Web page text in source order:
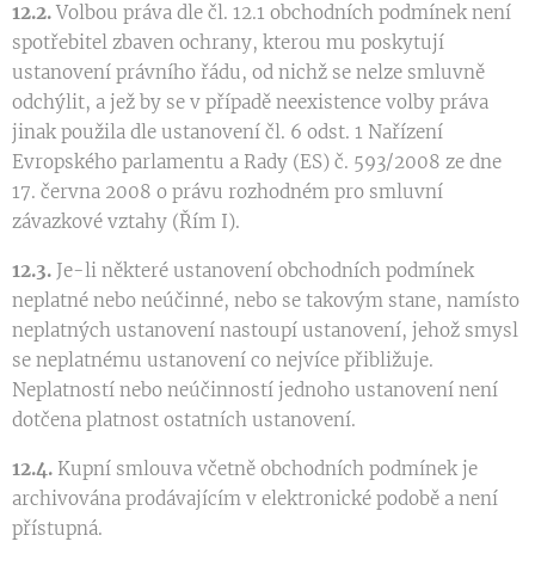
12.2.Volbou práva dle čl. 12.1 obchodních podmínek není
spotřebitel zbaven ochrany, kterou mu poskytují
ustanovení právního řádu, od nichž se nelze smluvně
odchýlit, a jež by se v případě neexistence volby práva
jinak použila dle ustanovení čl. 6 odst. 1 Nařízení
Evropského parlamentu a Rady (ES) č. 593/2008 ze dne
17. června 2008 o právu rozhodném pro smluvní
závazkové vztahy (Řím I).
12.3. Je-li některé ustanovení obchodních podmínek
neplatné nebo neúčinné, nebo se takovým stane, namísto
neplatných ustanovení nastoupí ustanovení, jehož smysl
se neplatnému ustanovení co nejvíce přibližuje.
Neplatností nebo neúčinností jednoho ustanovení není
dotčena platnost ostatních ustanovení.
12.4. Kupní smlouva včetně obchodních podmínek je
archivována prodávajícím v elektronické podobě a není
přístupná.